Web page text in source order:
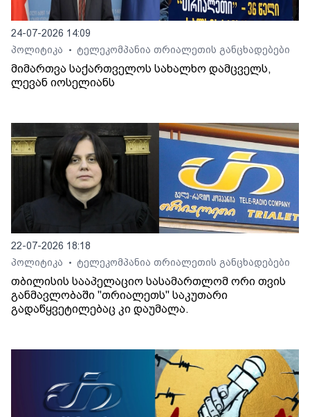
24-07-2026 14:09
პოლიტიკა
• ტელეკომპანია თრიალეთის განცხადებები
მიმართვა საქართველოს სახალხო დამცველს,
ლევან იოსელიანს
22-07-2026 18:18
პოლიტიკა
• ტელეკომპანია თრიალეთის განცხადებები
თბილისის სააპელაციო სასამართლომ ორი თვის
განმავლობაში "თრიალეთს" საკუთარი
გადაწყვეტილებაც კი დაუმალა.